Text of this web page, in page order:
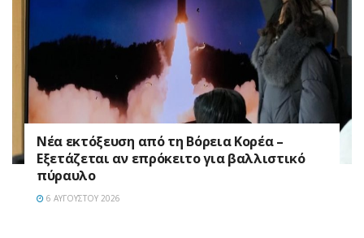
Νέα εκτόξευση από τη Βόρεια Κορέα –
Εξετάζεται αν επρόκειτο για βαλλιστικό
πύραυλο
6 ΑΥΓΟΎΣΤΟΥ 2026